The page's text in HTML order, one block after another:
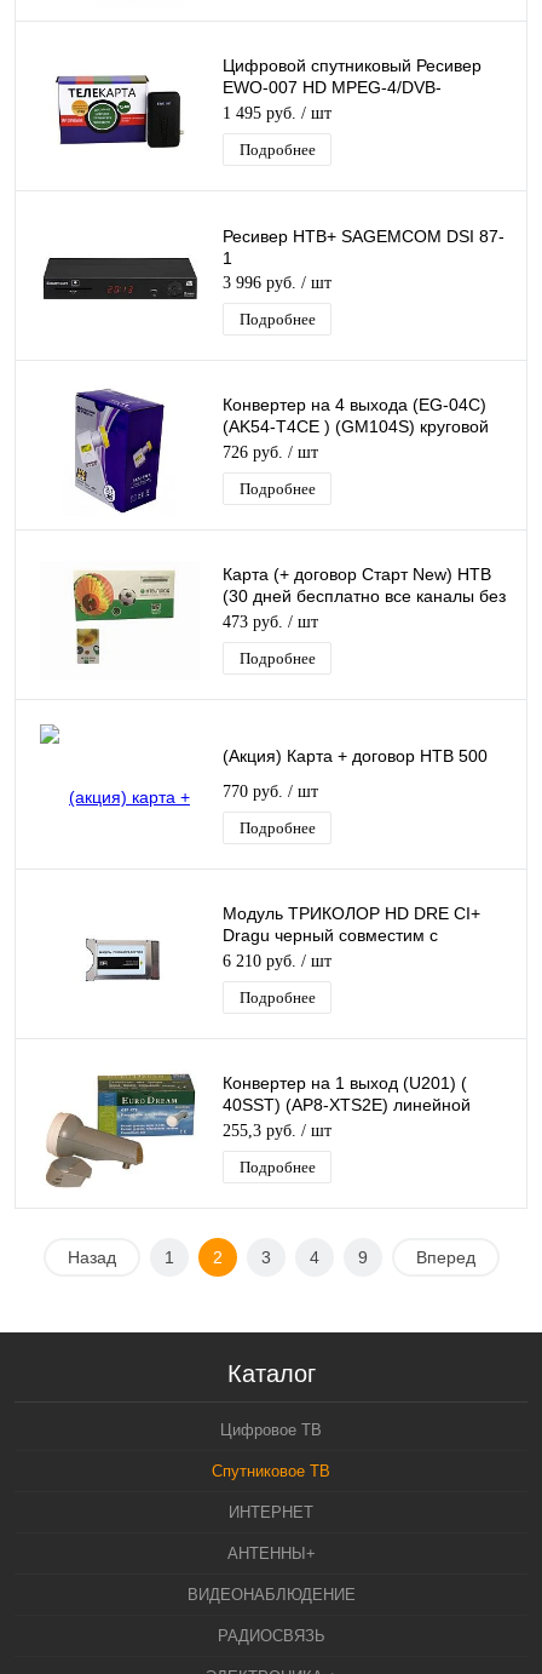
Цифровой спутниковый Ресивер
EWO-007 HD MPEG-4/DVB-
S2/T2MI, поддержка Conax,
подходит для Телекарты
1 495 руб. / шт
Подробнее
Ресивер НТВ+ SAGEMCOM DSI 87-
1
3 996 руб. / шт
Подробнее
Конвертер на 4 выхода (EG-04C)
(AK54-T4CE ) (GM104S) круговой
поляризации QUAD дляТриколор/
НТВ
726 руб. / шт
Подробнее
Карта (+ договор Старт New) НТВ
(30 дней бесплатно все каналы без
регистрации + 199руб на балансе)
473 руб. / шт
Подробнее
(Акция) Карта + договор НТВ 500
770 руб. / шт
Подробнее
Модуль ТРИКОЛОР HD DRE CI+
Dragu черный совместим с
картами: -2251ц -5382
6 210 руб. / шт
Подробнее
Конвертер на 1 выход (U201) (
40SST) (AP8-XTS2E) линейной
поляризации универсальный
255,3 руб. / шт
Подробнее
Назад 1 2 3 4 9 Вперед
Каталог
Цифровое ТВ
Спутниковое ТВ
ИНТЕРНЕТ
АНТЕННЫ+
ВИДЕОНАБЛЮДЕНИЕ
РАДИОСВЯЗЬ